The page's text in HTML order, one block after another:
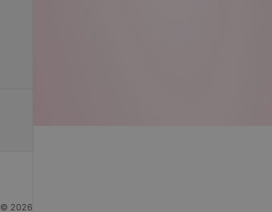
© 2026 ООО «Артокс Лаб», УНП 191700409